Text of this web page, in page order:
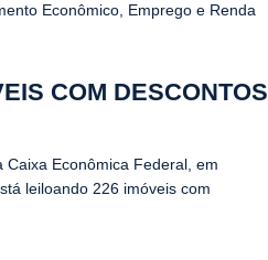
Econômico, Emprego e Renda
COM DESCONTOS
Econômica Federal, em
leiloando 226 imóveis com